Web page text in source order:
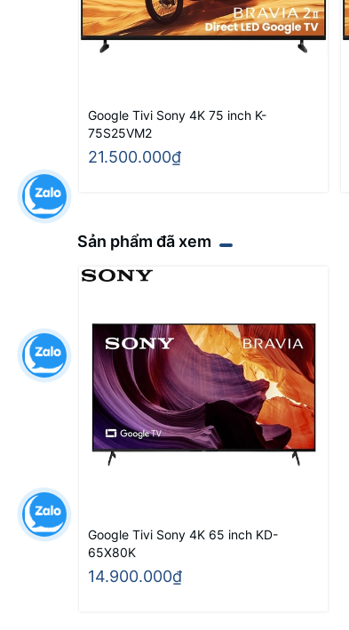
Google Tivi Sony 4K 75 inch K-
75S25VM2
21.500.000₫
Sản phẩm đã xem
Google Tivi Sony 4K 65 inch KD-
65X80K
14.900.000₫